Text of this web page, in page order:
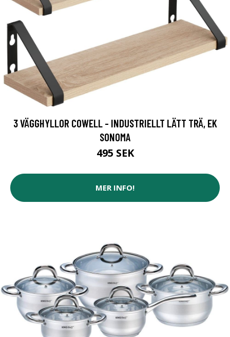
3 VÄGGHYLLOR COWELL - INDUSTRIELLT LÄTT TRÄ, EK
SONOMA
495 SEK
MER INFO!